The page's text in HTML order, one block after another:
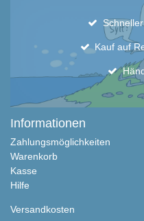
Kauf auf
Informationen
Zahlungsmöglichkeiten
Warenkorb
Kasse
Hilfe
Versandkosten